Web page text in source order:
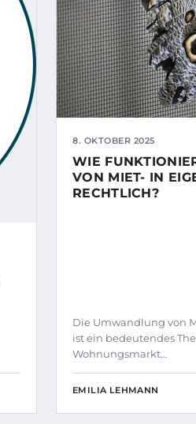
8. OKTOBER 2025
WIE
VON MIET- IN
RECHTLICH?
Die Umwandlung von
ist ein bedeutendes
Wohnungsmarkt…
EMILIA LEHMANN